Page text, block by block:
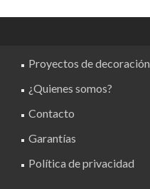
Proyectos de decoración
¿Quienes somos?
Contacto
Garantías
Política de privacidad